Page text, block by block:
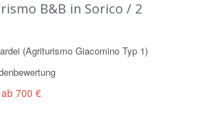
B&B in Sorico / 2
(Agriturismo Giacomino Typ 1)
ab 700 €